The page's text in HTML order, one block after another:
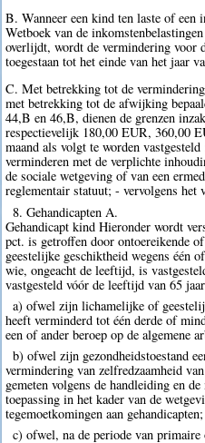
B. Wanneer een kind ten laste of een
Wetboek van de
overlijdt, wordt de vermindering voor
toegestaan tot het einde van het jaar
C. Met betrekking tot de
met betrekking tot de afwijking
44,B en 46,B, dienen de grenzen
respectievelijk 180,00 EUR, 360,00
maand als volgt te worden
verminderen met de verplichte
de sociale wetgeving of van een
reglementair statuut; - vervolgens het
8. Gehandicapten A.
Gehandicapt kind Hieronder wordt
pct. is getroffen door ontoereikende
geestelijke geschiktheid wegens één
wie, ongeacht de leeftijd, is
vastgesteld vóór de leeftijd van 65
a) ofwel zijn lichamelijke of
heeft verminderd tot één derde of
een of ander beroep op de algemene
b) ofwel zijn gezondheidstoestand
vermindering van zelfredzaamheid
gemeten volgens de handleiding en
toepassing in het kader van de
tegemoetkomingen aan gehandicapten;
c) ofwel, na de periode van